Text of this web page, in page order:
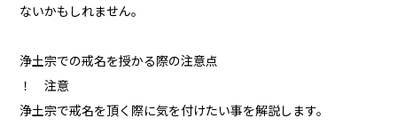
ないかもしれません。
浄土宗での戒名を授かる際の注意点
！ 注意
浄土宗で戒名を頂く際に気を付けたい事を解説します。